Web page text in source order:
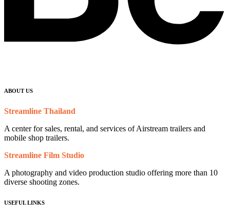
ABOUT US
Streamline Thailand
A center for sales, rental, and services of Airstream trailers and
mobile shop trailers.
Streamline Film Studio
A photography and video production studio offering more than 10
diverse shooting zones.
USEFUL LINKS